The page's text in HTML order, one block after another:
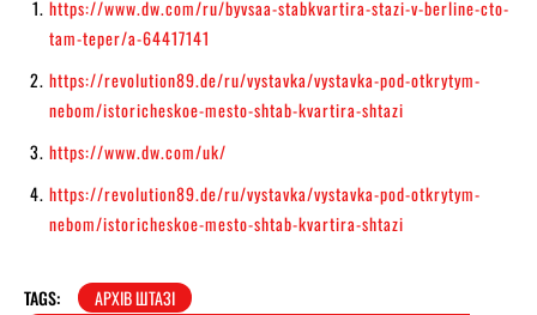
https://www.dw.com/ru/byvsaa-stabkvartira-stazi-v-berline-cto-
tam-teper/a-64417141
https://revolution89.de/ru/vystavka/vystavka-pod-otkrytym-
nebom/istoricheskoe-mesto-shtab-kvartira-shtazi
https://www.dw.com/uk/
https://revolution89.de/ru/vystavka/vystavka-pod-otkrytym-
nebom/istoricheskoe-mesto-shtab-kvartira-shtazi
TAGS:
АРХІВ ШТАЗІ